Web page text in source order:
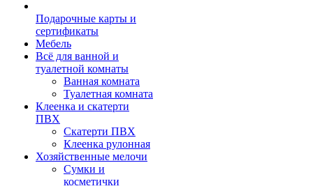
Подарочные карты и
сертификаты
Мебель
Всё для ванной и
туалетной комнаты
Ванная комната
Туалетная комната
Клеенка и скатерти
ПВХ
Скатерти ПВХ
Клеенка рулонная
Хозяйственные мелочи
Сумки и
косметички